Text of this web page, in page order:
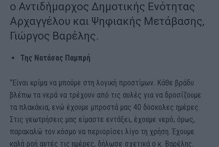
ο Αντιδήμαρχος Δημοτικής Ενότητας
Αρχαγγέλου και Ψηφιακής Μετάβασης,
Γιώργος Βαρέλης.
Της Νατάσας Παμπρή
“Είναι κρίμα να μπούμε στη λογική προστίμων. Κάθε βράδυ
βλέπω τα νερά να τρέχουν από τις αυλές για να δροσίζουμε
τα πλακάκια, ενώ έχουμε μπροστά μας 40 δύσκολες ημέρες.
Στις γεωτρήσεις μας είμαστε εντάξει, έχουμε νερό, όμως,
παρακαλώ τον κόσμο να περιορίσει λίγο τη χρήση. Έχουμε
καλή ροή αυτές τις ημέρες, δήλωσε σχετικά ο κ. Βαρέλης.